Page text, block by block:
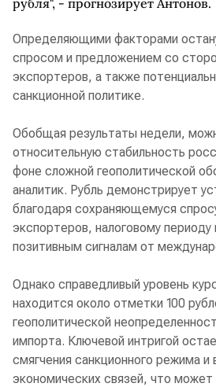
Определяющими факторами
спросом и предложением со
экспортеров, а также
санкционной политике.
Обобщая результаты недели,
относительную стабильность
фоне сложной геополитической
аналитик. Рубль демонстрирует
благодаря сохраняющемуся
экспортеров, налоговому периоду
позитивным сигналам от
Однако справедливый уровень
находится около отметки 100
геополитической
импорта. Ключевой интригой
смягчения санкционного режима и
экономических связей, что может